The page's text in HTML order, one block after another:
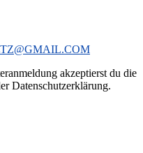
akzeptierst du die
Datenschutzerklärung.